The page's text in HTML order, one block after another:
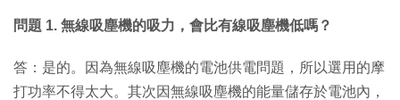
問題 1. 無線吸塵機的吸力，會比有線吸塵機低嗎？
答：是的。因為無線吸塵機的電池供電問題，所以選用的摩
打功率不得太大。其次因無線吸塵機的能量儲存於電池內，